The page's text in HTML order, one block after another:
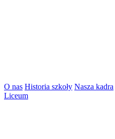
O nas Historia szkoły Nasza kadra
Liceum